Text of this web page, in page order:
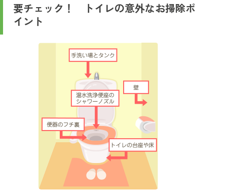
要チェック！ トイレの意外なお掃除ポ
イント